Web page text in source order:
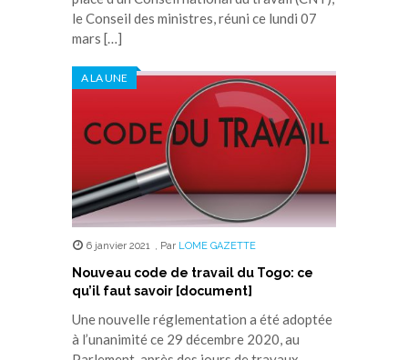
le Conseil des ministres, réuni ce lundi 07
mars […]
A LA UNE
6 janvier 2021 , Par LOME GAZETTE
Nouveau code de travail du Togo: ce
qu’il faut savoir [document]
Une nouvelle réglementation a été adoptée
à l’unanimité ce 29 décembre 2020, au